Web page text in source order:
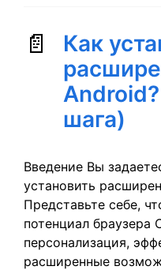
Как
шага)
Введение Вы
установить
Представьте себе,
потенциал браузера
персонализация,
расширенные